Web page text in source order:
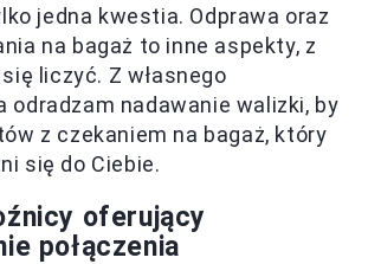
jedna kwestia. Odprawa oraz
na bagaż to inne aspekty, z
liczyć. Z własnego
odradzam nadawanie walizki, by
z czekaniem na bagaż, który
się do Ciebie.
oferujący
połączenia